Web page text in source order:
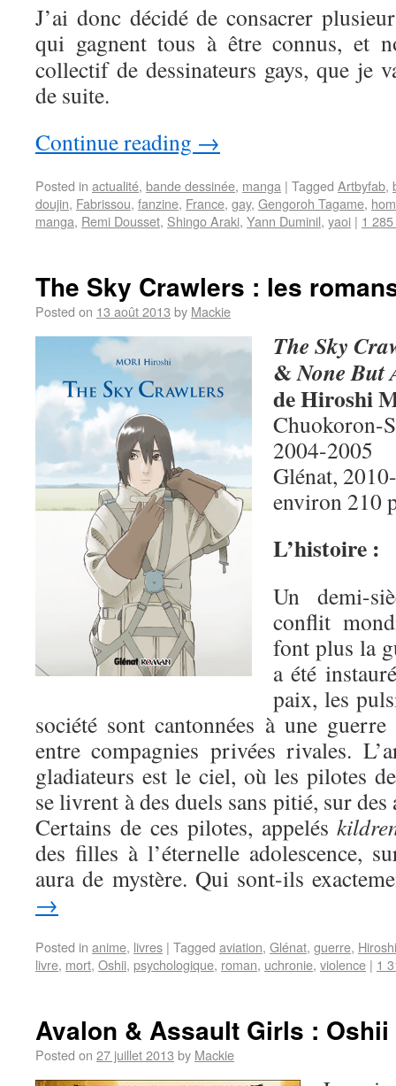
J’ai donc décidé de consacrer
qui gagnent tous à être connus, et
collectif de dessinateurs gays, que je
de suite.
Continue reading →
Posted in actualité, bande dessinée, manga | Tagged Artbyfab,
doujin, Fabrissou, fanzine, France, gay, Gengoroh Tagame,
manga, Remi Dousset, Shingo Araki, Yann Duminil, yaoi | 1
The Sky Crawlers : les
Posted on 13 août 2013 by Mackie
The Sky
&None But
de Hiroshi
2004-2005
Glénat,
environ 210
L’histoire :
Un demi-
conflit
font plus la
a été
paix, les
société sont cantonnées à une
entre compagnies privées rivales.
gladiateurs est le ciel, où les pilotes
se livrent à des duels sans pitié, sur
Certains de ces pilotes, appelés
des filles à l’éternelle adolescence,
aura de mystère. Qui sont-ils
→
Posted in anime, livres | Tagged aviation, Glénat, guerre,
livre, mort, Oshii, psychologique, roman, uchronie, violence | 1
Avalon & Assault Girls :
Posted on 27 juillet 2013 by Mackie